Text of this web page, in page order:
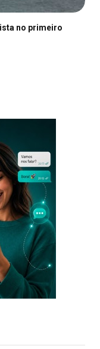
no primeiro